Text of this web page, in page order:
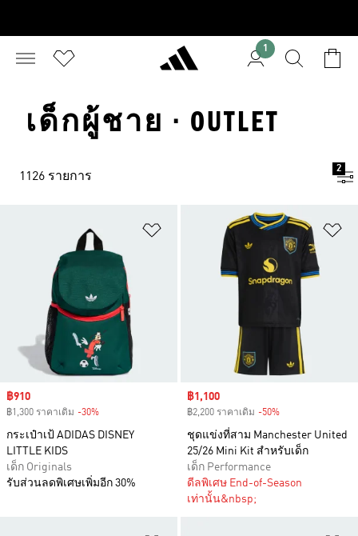
1
เด็กผู้ชาย · OUTLET
1126 รายการ
2
เพิ่มไปยังรายการสินค้าโปรด
Sale price
฿910
฿1,300 ราคาเดิม -30%
กระเป๋าเป้ ADIDAS DISNEY
LITTLE KIDS
เด็ก Originals
รับส่วนลดพิเศษเพิ่มอีก 30%
Sale price
฿1,100
฿2,200 ราคาเดิม -50%
ชุดแข่งที่สาม Manchester United
25/26 Mini Kit สำหรับเด็ก
เด็ก Performance
ดีลพิเศษ End-of-Season
เท่านั้น&nbsp;